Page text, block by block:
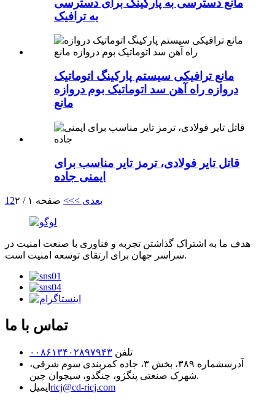
به ترافیک
مانع ترافیکی سیستم پارکینگ اتوماتیک
دروازه راه آهن سد اتوماتیک بوم دروازه
مانع
قاتل تایر فولادی، ترمز تایر مناسب برای
ایمنی جاده
1 2 بعدی >>> صفحه ۱ / ۲
هدف ما به اشتراک گذاشتن تجربه و فناوری با صنعت امنیت در
سراسر جهان برای ارتقای توسعه امنیت است.
تماس با ما
تلفن ۰۰۸۶۱۳۴۰۲۸۹۷۹۴۳
آدرس
شماره ۳۸۹، بخش ۳، جاده کمربندی سوم شرقی،
شهرک صنعتی پنگژو، چنگدو، سیچوان چین.
ایمیل ricj@cd-ricj.com